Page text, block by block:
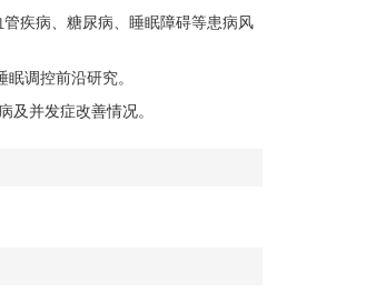
疾病、糖尿病、睡眠障碍等患病风
调控前沿研究。
并发症改善情况。